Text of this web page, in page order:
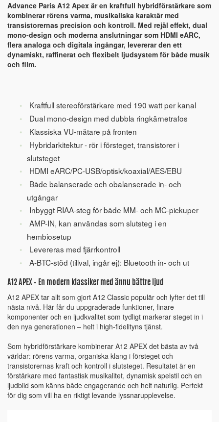
Advance Paris A12 Apex är en kraftfull hybridförstärkare som
kombinerar rörens varma, musikaliska karaktär med
transistorernas precision och kontroll. Med rejäl effekt, dual
mono-design och moderna anslutningar som HDMI eARC,
flera analoga och digitala ingångar, levererar den ett
dynamiskt, raffinerat och flexibelt ljudsystem för både musik
och film.
Kraftfull stereoförstärkare med 190 watt per kanal
Dual mono-design med dubbla ringkärnetrafos
Klassiska VU-mätare på fronten
Hybridarkitektur - rör i försteget, transistorer i
slutsteget
HDMI eARC/PC-USB/optisk/koaxial/AES/EBU
Både balanserade och obalanserade in- och
utgångar
Inbyggt RIAA-steg för både MM- och MC-pickuper
AMP-IN, kan användas som slutsteg i en
hembiosetup
Levereras med fjärrkontroll
A-BTC-stöd (tillval, ingår ej): Bluetooth in- och ut
A12 APEX – En modern klassiker med ännu bättre ljud
A12 APEX tar allt som gjort A12 Classic populär och lyfter det till
nästa nivå. Här får du uppgraderade funktioner, finare
komponenter och en ljudkvalitet som tydligt markerar steget in i
den nya generationen – helt i high-fidelityns tjänst.
Som hybridförstärkare kombinerar A12 APEX det bästa av två
världar: rörens varma, organiska klang i försteget och
transistorernas kraft och kontroll i slutsteget. Resultatet är en
förstärkare med fantastisk musikalitet, dynamisk spelstil och en
ljudbild som känns både engagerande och helt naturlig. Perfekt
för dig som vill ha en riktigt levande lyssnarupplevelse.